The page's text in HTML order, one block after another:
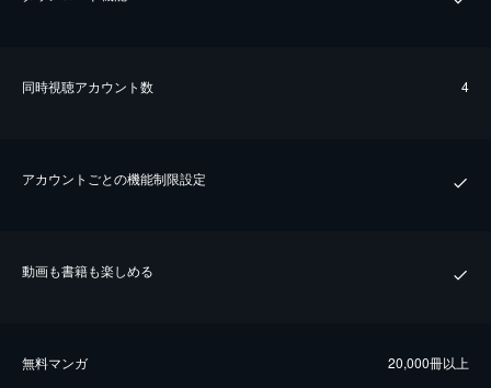
同時視聴アカウント数 4
アカウントごとの機能制限設定
動画も書籍も楽しめる
無料マンガ 20,000冊以上